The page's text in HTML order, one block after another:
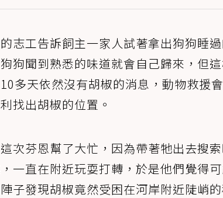
志工告訴飼主一家人試著拿出狗狗睡
狗聞到熟悉的味道就會自己歸來，但
多天依然沒有胡椒的消息，動物救援
找出胡椒的位置。
次芬恩幫了大忙，因為帶著牠出去搜
一直在附近玩耍打轉，於是他們覺得
子發現胡椒竟然受困在河岸附近陡峭